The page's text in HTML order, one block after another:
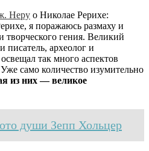
Неру о Николае Рерихе:
я поражаюсь размаху и
творческого гения. Великий
археолог и
так много аспектов
само количество изумительно
из них — великое
души Зепп Хольцер